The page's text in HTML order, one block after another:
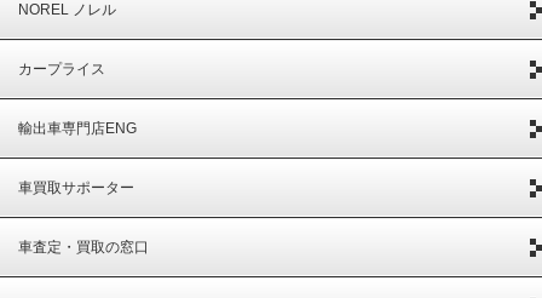
NOREL ノレル
カープライス
輸出車専門店ENG
車買取サポーター
車査定・買取の窓口